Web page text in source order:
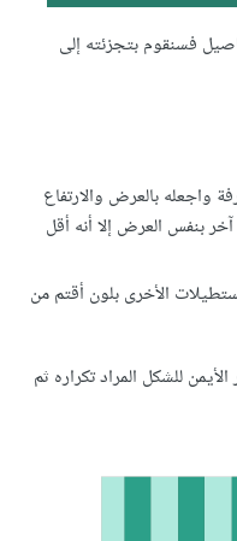
فسنقوم بتجزئته إلى
واجعله بالعرض والارتفاع
بنفس العرض إلا أنه أقل
الأخرى بلون أقتم من
للشكل المراد تكراره ثم